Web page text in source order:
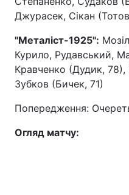
Джурасек, Сікан
"Металіст-1925":
Курило, Рудавський,
Кравченко (Дудик,
Зубков (Бичек, 71)
Попередження:
Огляд матчу: